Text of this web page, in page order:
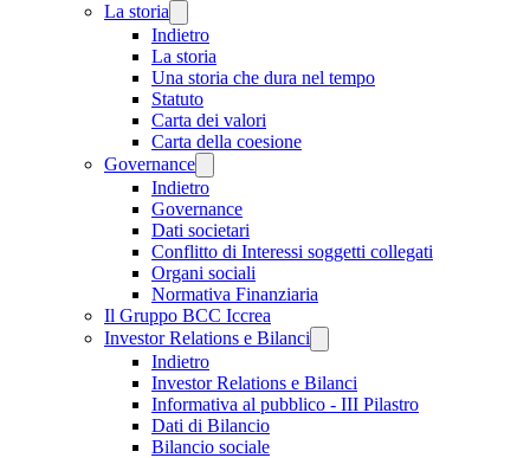
La storia
Indietro
La storia
Una storia che dura nel tempo
Statuto
Carta dei valori
Carta della coesione
Governance
Indietro
Governance
Dati societari
Conflitto di Interessi soggetti collegati
Organi sociali
Normativa Finanziaria
Il Gruppo BCC Iccrea
Investor Relations e Bilanci
Indietro
Investor Relations e Bilanci
Informativa al pubblico - III Pilastro
Dati di Bilancio
Bilancio sociale